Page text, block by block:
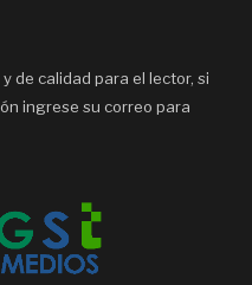
de calidad para el lector, si
ingrese su correo para